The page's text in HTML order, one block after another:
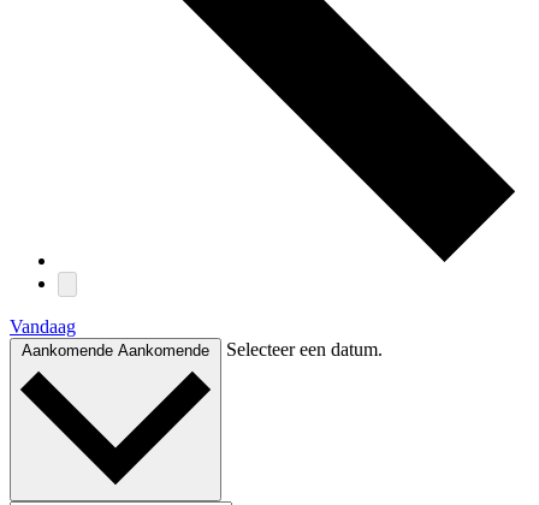
Vandaag
Aankomende Aankomende Selecteer een datum.